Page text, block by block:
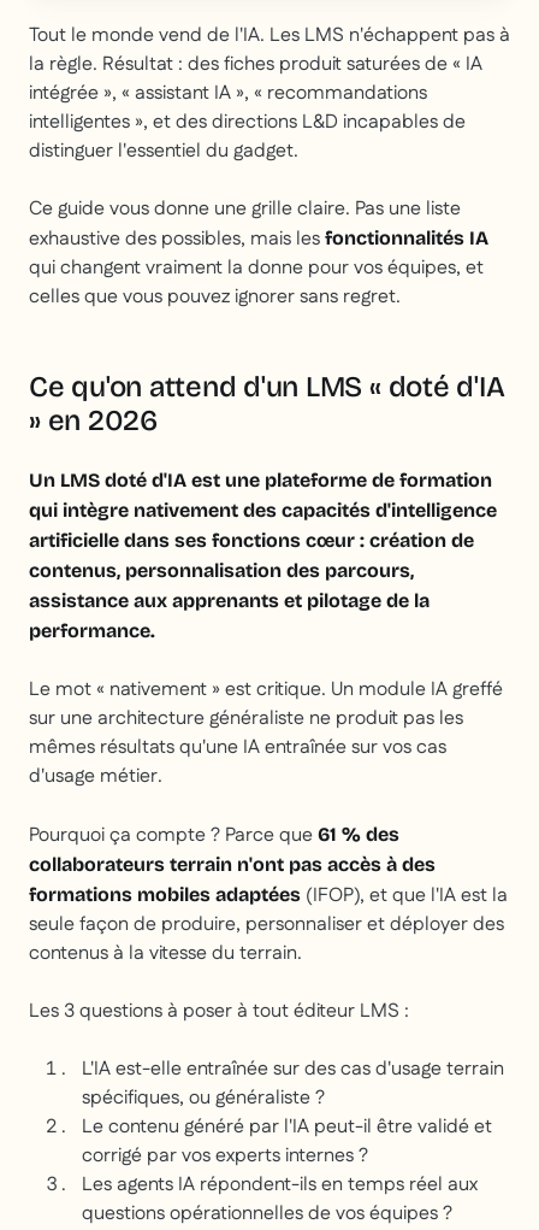
Tout le monde vend de l'IA. Les LMS n'échappent pas à
la règle. Résultat : des fiches produit saturées de « IA
intégrée », « assistant IA », « recommandations
intelligentes », et des directions L&D incapables de
distinguer l'essentiel du gadget.
Ce guide vous donne une grille claire. Pas une liste
exhaustive des possibles, mais les fonctionnalités IA
qui changent vraiment la donne pour vos équipes, et
celles que vous pouvez ignorer sans regret.
Ce qu'on attend d'un LMS « doté d'IA
» en 2026
Un LMS doté d'IA est une plateforme de formation
qui intègre nativement des capacités d'intelligence
artificielle dans ses fonctions cœur : création de
contenus, personnalisation des parcours,
assistance aux apprenants et pilotage de la
performance.
Le mot « nativement » est critique. Un module IA greffé
sur une architecture généraliste ne produit pas les
mêmes résultats qu'une IA entraînée sur vos cas
d'usage métier.
Pourquoi ça compte ? Parce que 61 % des
collaborateurs terrain n'ont pas accès à des
formations mobiles adaptées (IFOP), et que l'IA est la
seule façon de produire, personnaliser et déployer des
contenus à la vitesse du terrain.
Les 3 questions à poser à tout éditeur LMS :
L'IA est-elle entraînée sur des cas d'usage terrain
spécifiques, ou généraliste ?
Le contenu généré par l'IA peut-il être validé et
corrigé par vos experts internes ?
Les agents IA répondent-ils en temps réel aux
questions opérationnelles de vos équipes ?